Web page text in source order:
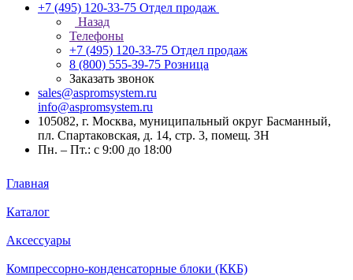
+7 (495) 120-33-75 Отдел продаж
Назад
Телефоны
+7 (495) 120-33-75 Отдел продаж
8 (800) 555-39-75 Розница
Заказать звонок
sales@aspromsystem.ru
info@aspromsystem.ru
105082, г. Москва, муниципальный округ Басманный,
пл. Спартаковская, д. 14, стр. 3, помещ. 3Н
Пн. – Пт.: с 9:00 до 18:00
Главная
Каталог
Аксессуары
Компрессорно-конденсаторные блоки (ККБ)